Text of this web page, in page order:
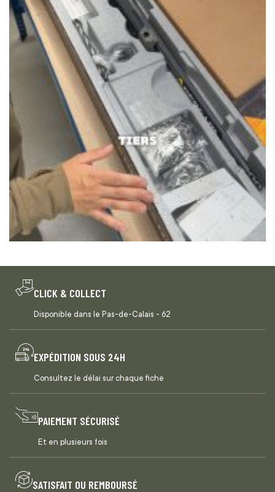
CLICK & COLLECT
Disponible dans le Pas-de-Calais - 62
EXPÉDITION SOUS 24H
Consultez le délai sur chaque fiche
PAIEMENT SÉCURISÉ
Et en plusieurs fois
SATISFAIT OU REMBOURSÉ